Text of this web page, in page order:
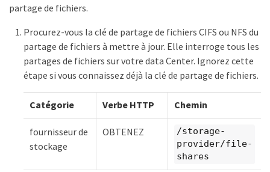
partage de fichiers.
Procurez-vous la clé de partage de fichiers CIFS ou NFS du
partage de fichiers à mettre à jour. Elle interroge tous les
partages de fichiers sur votre data Center. Ignorez cette
étape si vous connaissez déjà la clé de partage de fichiers.
Catégorie Verbe HTTP Chemin
fournisseur de
stockage
OBTENEZ
/storage-
provider/file-
shares